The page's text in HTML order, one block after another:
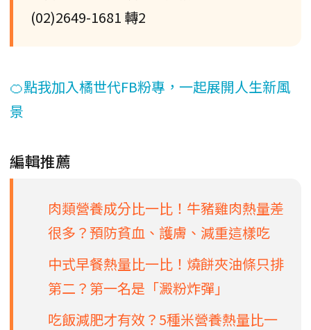
(02)2649-1681 轉2
🍊點我加入橘世代FB粉專，一起展開人生新風
景
編輯推薦
肉類營養成分比一比！牛豬雞肉熱量差
很多？預防貧血、護膚、減重這樣吃
中式早餐熱量比一比！燒餅夾油條只排
第二？第一名是「澱粉炸彈」
吃飯減肥才有效？5種米營養熱量比一